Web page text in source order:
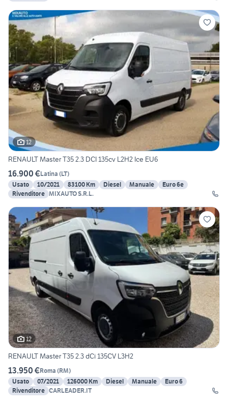
12
RENAULT Master T35 2.3 DCI 135cv L2H2 Ice EU6
16.900 €Latina (LT)
Usato
10/2021 83100 Km Diesel Manuale
Euro 6e
Rivenditore MIXAUTO S.R.L.
12
RENAULT Master T35 2.3 dCi 135CV L3H2
13.950 €Roma (RM)
Usato
07/2021 126000 Km Diesel Manuale
Euro 6
Rivenditore CARLEADER.IT